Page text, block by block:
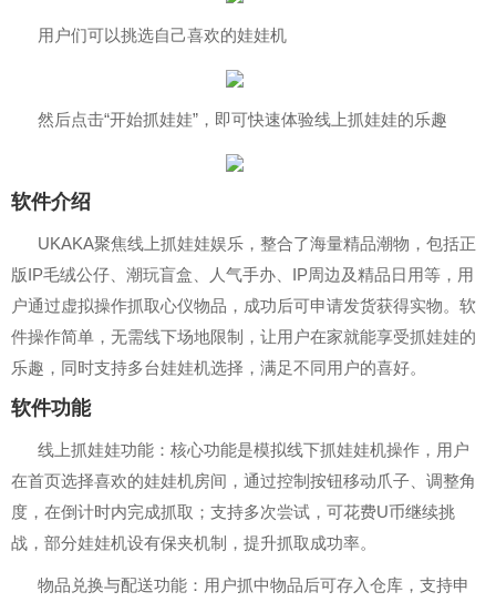
用户们可以挑选自己喜欢的娃娃机
然后点击“开始抓娃娃”，即可快速体验线上抓娃娃的乐趣
软件介绍
UKAKA聚焦线上抓娃娃娱乐，整合了海量精品潮物，包括正
版IP毛绒公仔、潮玩盲盒、人气手办、IP周边及精品日用等，用
户通过虚拟操作抓取心仪物品，成功后可申请发货获得实物。软
件操作简单，无需线下场地限制，让用户在家就能享受抓娃娃的
乐趣，同时支持多台娃娃机选择，满足不同用户的喜好。
软件功能
线上抓娃娃功能：核心功能是模拟线下抓娃娃机操作，用户
在首页选择喜欢的娃娃机房间，通过控制按钮移动爪子、调整角
度，在倒计时内完成抓取；支持多次尝试，可花费U币继续挑
战，部分娃娃机设有保夹机制，提升抓取成功率。
物品兑换与配送功能：用户抓中物品后可存入仓库，支持申